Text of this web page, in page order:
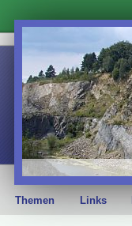
Themen Links